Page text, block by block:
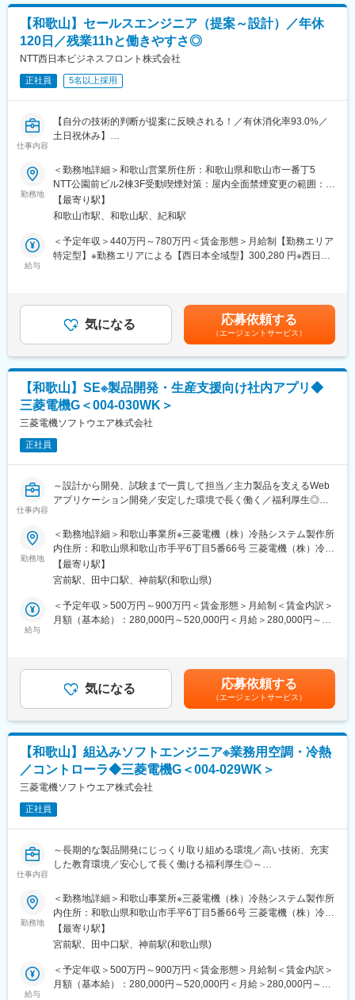
も安心してスタートできます。
◇働き方
フルフレックス（コアタイムなし）・リモートワーク可
残業月平均13時間／完全週休2日制（土日祝）
ライフステージに応じた柔軟な働き方が可能です。
変更の範囲：会社の定める業務
※架電営業もございます。
■取扱商材：
◇デジタル証明書発行サービス『CloudCerts』
紙の証明書の画像データ（jpg、pdfなど）を、ブロックチェーン
技術により「原本性を持ったデジタル証明書」として発行するサ
ービス
■入社後について：
入社後は課長との同行営業を中心に、商談の進め方や提案ノウハ
半年で独り立ち、1年後にはサービスの説明～契約まで完結いただ
くことを期待します。
■就業環境：
っていたらすぐ助けるような文化が根付いています。一年程か
け、サービスの説明～契約までを進行できる人材に育てていく予
【和歌山】セールスエンジニア（提案～設計）／年休
120日／残業11hと働きやすさ◎
NTT西日本ビジネスフロント株式会社
正社員 5名以上採用
仕事内容
【自分の技術的判断が提案に反映される！／有休消化率93.0%／
土日祝休み】
ンジしようとしています。より深く、広くお客様の価値創造にア
プローチしていくために、ICT業界でのSE経験者を募集します。
■職務内容：
セールスエンジニア職は、技術の専門知識を活かして、課題解決
提案からアフターフォローまでを一貫して実施します。
受注後のバック工程だけではなく、営業担当者と連携して案件創
ます。
【勤務エリア特定型社員 就業場所変更の範囲】
＜ 通勤圏内の考え方 ＞現住居から職場へ通勤することが可能な範
囲をさします。※120分を目安時間とし、個々の交通状況等に照ら
し合わせて決定
【西日本全域型正社員 就業場所変更の範囲】
当面採用時の就業場所とするが、事業の戦略上西日本エリアで就
業場所変更の可能性あり。
■給与制度：
固定給に加えNTTグループ唯一のインセンティブ制度を導入。自
身の頑張りが給与にしっかり反映される環境です。
■入社後の研修：
中途採用では珍しい手厚い新人研修あり！集合研修については大
阪市内の会場で開催します。※通勤不可の方には宿泊を手配
職種共通導入研修（7日間）：
や営業スキルを学べます。
SE向け技術研修（約1.5か月間）：
応募時に希望の勤務地を選択いただく事が出来ます。
ただし、営業戦略上の理由から、別の勤務地をご提案させていた
だく事もございます。
変更の範囲：原則採用時の業務内容を変更する可能性無。但し本
人のキャリアアップに伴う業務内容・役職の変更の可能性有
勤務地
＜勤務地詳細＞和歌山営業所住所：和歌山県和歌山市一番丁5
NTT公園前ビル2棟3F受動喫煙対策：屋内全面禁煙変更の範囲：業
務内容参照
【最寄り駅】
和歌山市駅、和歌山駅、紀和駅
給与
＜予定年収＞440万円～780万円＜賃金形態＞月給制【勤務エリア
特定型】※勤務エリアによる【西日本全域型】300,280 円※西日本
手当■想定年収（全社平均）：【勤務エリア特定型】440万程度
【西日本全域型】610万程度※西日本全域型正社員は業績評価の結
果及びグレードアップにより昇給があります（上限あり）賃金は
あくまでも目安の金額であり、選考を通じて上下する可能性があ
ります。月給(月額)は固定手当を含めた表記です。
気になる 応募依頼する
（エージェントサービス）
【和歌山】SE※製品開発・生産支援向け社内アプリ◆
三菱電機G＜004-030WK＞
三菱電機ソフトウエア株式会社
正社員
仕事内容
～設計から開発、試験まで一貫して担当／主力製品を支えるWeb
アプリケーション開発／安定した環境で長く働く／福利厚生◎～
■業務内容：
◇業務用空調システムを支える、Windowsアプリケーションおよ
び各種ツールの開発を担います。
◇三菱電機から提示される要求仕様をもとに、設計～開発～試験
まで一連の工程に携わります。
■具体的には：
◇要求仕様の確認および関係者との調整業務
◇開発に関するドキュメント作成、レビュー対応
※まずは開発業務を中心に携わり、製品理解を深めながら、段階的
に仕様検討など上流工程にも関与いただくことを想定していま
す。
■開発環境：
◇開発環境／Visual Studio
◇使用言語／C#／.NET
■製品例：
◇空調・冷熱
■当ポジションの魅力：
【三菱電機との密な協業環境】
◎三菱電機和歌山事業所内で業務を行っており、三菱電機社員も
疎通が可能です。
◎和歌山以外の事業所との連携も実施しており、必要に応じて出
勤務地
＜勤務地詳細＞和歌山事業所※三菱電機（株）冷熱システム製作所
内住所：和歌山県和歌山市手平6丁目5番66号 三菱電機（株）冷熱
システム製作所 内受動喫煙対策：屋内全面禁煙変更の範囲：会社
の定める事業所（リモートワーク含む）
【最寄り駅】
宮前駅、田中口駅、神前駅(和歌山県)
給与
＜予定年収＞500万円～900万円＜賃金形態＞月給制＜賃金内訳＞
月額（基本給）：280,000円～520,000円＜月給＞280,000円～
気になる 応募依頼する
（エージェントサービス）
【和歌山】組込みソフトエンジニア※業務用空調・冷熱
／コントローラ◆三菱電機G＜004-029WK＞
三菱電機ソフトウエア株式会社
正社員
仕事内容
～長期的な製品開発にじっくり取り組める環境／高い技術、充実
した教育環境／安心して長く働ける福利厚生◎～
■業務内容：
◇三菱電機製の業務用空調・冷熱システムにおける、システムコ
ントローラ向け組込みソフトウェア開発を担当します。
◇三菱電機が作成する要求仕様をもとに、以下の工程をチームで
分担しながら進めていきます。
■具体的には：
勤務地
＜勤務地詳細＞和歌山事業所※三菱電機（株）冷熱システム製作所
内住所：和歌山県和歌山市手平6丁目5番66号 三菱電機（株）冷熱
システム製作所 内受動喫煙対策：屋内全面禁煙変更の範囲：会社
の定める事業所（リモートワーク含む）
【最寄り駅】
宮前駅、田中口駅、神前駅(和歌山県)
給与
＜予定年収＞500万円～900万円＜賃金形態＞月給制＜賃金内訳＞
月額（基本給）：280,000円～520,000円＜月給＞280,000円～